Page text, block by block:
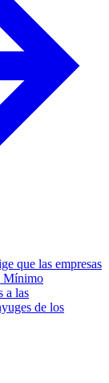
que las empresas
Mínimo
a las
de los